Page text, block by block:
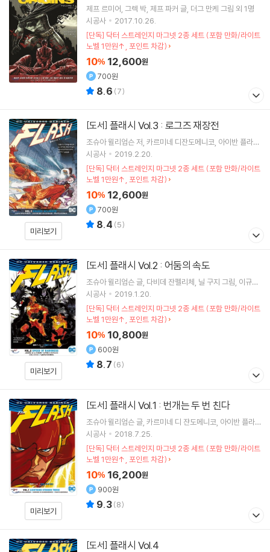
제프 르미어 그렉 박 제프 파커 글 더그 만케 그림 외 1명
시공사
2017.10.26.
[단독] 닥터 스트레인지 마그넷 2종 세트 (포함 만화/라이트
노벨 1만원↑, 포인트 차감)
10% 12,600원
700원
8.6 (7)
미리보기
[도서] 플래시 Vol.3 : 로그즈 재장전
조슈아 윌리엄슨저 카르미네 디잔도메니코 아이반 플라센
시아그림 이규원역
시공사
2019.2.20.
[단독] 닥터 스트레인지 마그넷 2종 세트 (포함 만화/라이트
노벨 1만원↑, 포인트 차감)
10% 12,600원
700원
8.4 (5)
미리보기
[도서] 플래시 Vol.2 : 어둠의 속도
조슈아 윌리엄슨글 다비데 잔펠리체 닐 구지 그림 이규원
역
시공사
2019.1.20.
[단독] 닥터 스트레인지 마그넷 2종 세트 (포함 만화/라이트
노벨 1만원↑, 포인트 차감)
10% 10,800원
600원
8.7 (6)
미리보기
[도서] 플래시 Vol.1 : 번개는 두 번 친다
조슈아 윌리엄슨글 카르미네 디 쟌도메니코 아이반 플라
센시아 그림 이규원역
시공사
2018.7.25.
[단독] 닥터 스트레인지 마그넷 2종 세트 (포함 만화/라이트
노벨 1만원↑, 포인트 차감)
10% 16,200원
900원
9.3(8)
[도서] 플래시 Vol.4